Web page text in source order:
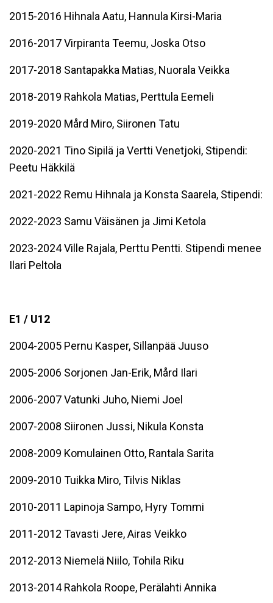
2015-2016 Hihnala Aatu, Hannula Kirsi-Maria
2016-2017 Virpiranta Teemu, Joska Otso
2017-2018 Santapakka Matias, Nuorala Veikka
2018-2019 Rahkola Matias, Perttula Eemeli
2019-2020 Mård Miro, Siironen Tatu
2020-2021 Tino Sipilä ja Vertti Venetjoki, Stipendi:
Peetu Häkkilä
2021-2022 Remu Hihnala ja Konsta Saarela, Stipendi:
2022-2023 Samu Väisänen ja Jimi Ketola
2023-2024 Ville Rajala, Perttu Pentti. Stipendi menee
Ilari Peltola
E1 / U12
2004-2005 Pernu Kasper, Sillanpää Juuso
2005-2006 Sorjonen Jan-Erik, Mård Ilari
2006-2007 Vatunki Juho, Niemi Joel
2007-2008 Siironen Jussi, Nikula Konsta
2008-2009 Komulainen Otto, Rantala Sarita
2009-2010 Tuikka Miro, Tilvis Niklas
2010-2011 Lapinoja Sampo, Hyry Tommi
2011-2012 Tavasti Jere, Airas Veikko
2012-2013 Niemelä Niilo, Tohila Riku
2013-2014 Rahkola Roope, Perälahti Annika